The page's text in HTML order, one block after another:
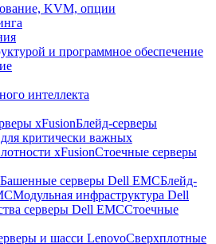
KVM, опции
и программное обеспечение
интеллекта
xFusionБлейд-серверы
критически важных
xFusionСтоечные серверы
Башенные серверы Dell EMCБлейд-
Модульная инфраструктура Dell
серверы Dell EMCСтоечные
и шасси LenovoСверхплотные